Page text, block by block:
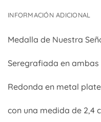
INFORMACIÓN ADICIONAL
Medalla de Nuestra
Seregrafiada en ambas
Redonda en metal
con una medida de 2,4